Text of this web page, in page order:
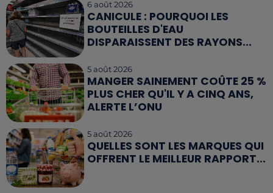
6 août 2026
CANICULE : POURQUOI LES
BOUTEILLES D'EAU
DISPARAISSENT DES RAYONS...
5 août 2026
MANGER SAINEMENT COÛTE 25 %
PLUS CHER QU'IL Y A CINQ ANS,
ALERTE L’ONU
5 août 2026
QUELLES SONT LES MARQUES QUI
OFFRENT LE MEILLEUR RAPPORT...